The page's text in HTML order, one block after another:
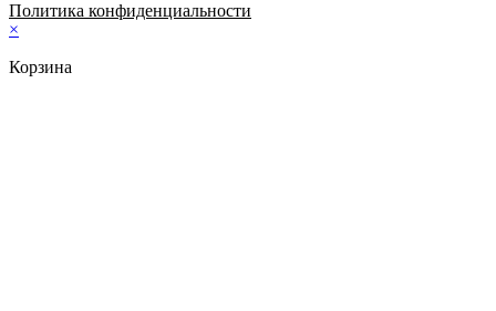
Политика конфиденциальности
×
Корзина